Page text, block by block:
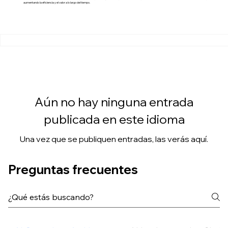
aumentando la eficiencia y el valor a lo largo del tiempo.
Aún no hay ninguna entrada
publicada en este idioma
Una vez que se publiquen entradas, las verás aquí.
Preguntas frecuentes